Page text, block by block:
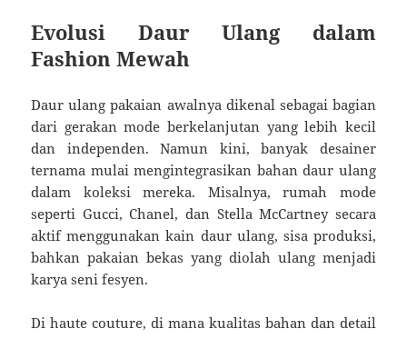
Evolusi Daur Ulang dalam
Fashion Mewah
Daur ulang pakaian awalnya dikenal sebagai bagian
dari gerakan mode berkelanjutan yang lebih kecil
dan independen. Namun kini, banyak desainer
ternama mulai mengintegrasikan bahan daur ulang
dalam koleksi mereka. Misalnya, rumah mode
seperti Gucci, Chanel, dan Stella McCartney secara
aktif menggunakan kain daur ulang, sisa produksi,
bahkan pakaian bekas yang diolah ulang menjadi
karya seni fesyen.
Di haute couture, di mana kualitas bahan dan detail